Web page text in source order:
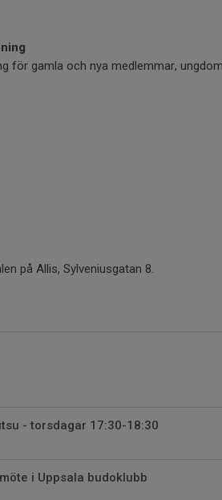
för gamla och nya medlemmar,
på Allis, Sylveniusgatan 8.
- torsdagar 17:30-18:30
i Uppsala budoklubb